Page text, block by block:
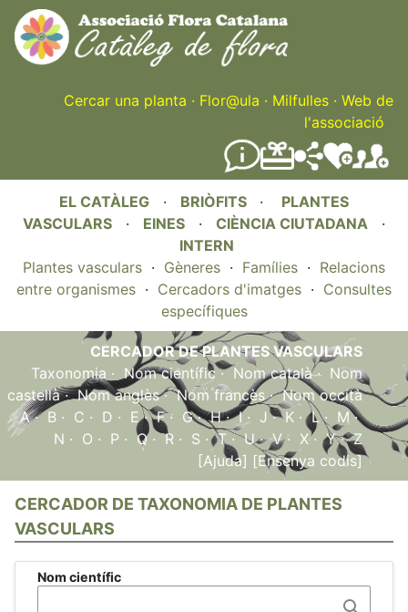
Skip
to
main
content
Cercar una planta · Flor@ula · Milfulles · Web de
l'associació
EL CATÀLEG · BRIÒFITS · PLANTES
VASCULARS · EINES · CIÈNCIA CIUTADANA ·
INTERN
Plantes vasculars · Gèneres · Famílies · Relacions
entre organismes · Cercadors d'imatges · Consultes
específiques
CERCADOR DE PLANTES VASCULARS
Taxonomia · Nom científic·Nom català· Nom
castellà·Nom anglès·Nom francès·Nom occità
A·B · C · D · E·F· G·H·I· J ·K ·L· M·
N · O · P · Q·R · S ·T ·U·V· X·Y·Z
[Ajuda] [Ensenya codis]
CERCADOR DE TAXONOMIA DE PLANTES
VASCULARS
Nom científic